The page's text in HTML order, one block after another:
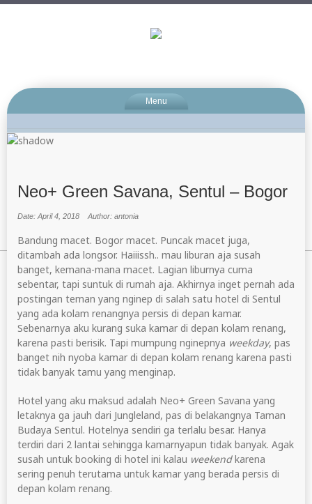
Menu
Neo+ Green Savana, Sentul – Bogor
Date: April 4, 2018 Author: antonia
Bandung macet. Bogor macet. Puncak macet juga,
ditambah ada longsor. Haiiissh.. mau liburan aja susah
banget, kemana-mana macet. Lagian liburnya cuma
sebentar, tapi suntuk di rumah aja. Akhirnya inget pernah ada
postingan teman yang nginep di salah satu hotel di Sentul
yang ada kolam renangnya persis di depan kamar.
Sebenarnya aku kurang suka kamar di depan kolam renang,
karena pasti berisik. Tapi mumpung nginepnya weekday, pas
banget nih nyoba kamar di depan kolam renang karena pasti
tidak banyak tamu yang menginap.
Hotel yang aku maksud adalah Neo+ Green Savana yang
letaknya ga jauh dari Jungleland, pas di belakangnya Taman
Budaya Sentul. Hotelnya sendiri ga terlalu besar. Hanya
terdiri dari 2 lantai sehingga kamarnyapun tidak banyak. Agak
susah untuk booking di hotel ini kalau weekendkarena
sering penuh terutama untuk kamar yang berada persis di
depan kolam renang.